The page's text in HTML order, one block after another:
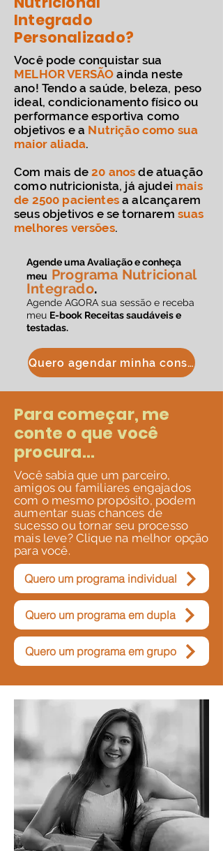
Integrado
Personalizado?
Você pode conquistar sua
MELHOR VERSÃO ainda neste
ano! Tendo a saúde, beleza, peso
ideal, condicionamento físico ou
performance esportiva como
objetivos e a Nutrição como sua
maior aliada.
Com mais de20 anos de atuação
como nutricionista, já ajudei mais
de 2500 pacientesa alcançarem
seus objetivos e se tornarem suas
melhores versões.
Agende uma Avaliação e conheça
meu Programa Nutricional
Integrado.
Agende AGORA sua sessão e receba
meu E-book Receitas saudáveis e
testadas.
Quero agendar minha consulta
Para começar, me
conte o que você
procura...
Você sabia que um parceiro,
amigos ou familiares engajados
com o mesmo propósito, podem
aumentar suas chances de
sucesso ou tornar seu processo
mais leve? Clique na melhor opção
para você.
Quero um programa individual
Quero um programa em dupla
Quero um programa em grupo